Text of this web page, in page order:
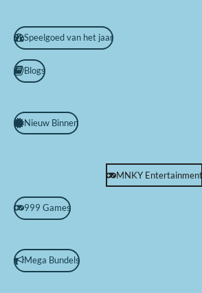
Speelgoed van het jaar
Blogs
Nieuw Binnen
MNKY Entertainment
999 Games
Mega Bundels